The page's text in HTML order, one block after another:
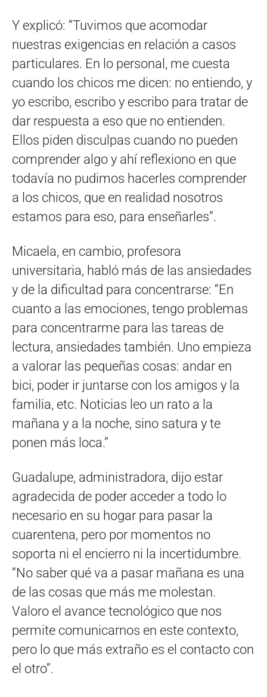
Y explicó: “Tuvimos que acomodar
nuestras exigencias en relación a casos
particulares. En lo personal, me cuesta
cuando los chicos me dicen: no entiendo, y
yo escribo, escribo y escribo para tratar de
dar respuesta a eso que no entienden.
Ellos piden disculpas cuando no pueden
comprender algo y ahí reflexiono en que
todavía no pudimos hacerles comprender
a los chicos, que en realidad nosotros
estamos para eso, para enseñarles”.
Micaela, en cambio, profesora
universitaria, habló más de las ansiedades
y de la dificultad para concentrarse: “En
cuanto a las emociones, tengo problemas
para concentrarme para las tareas de
lectura, ansiedades también. Uno empieza
a valorar las pequeñas cosas: andar en
bici, poder ir juntarse con los amigos y la
familia, etc. Noticias leo un rato a la
mañana y a la noche, sino satura y te
ponen más loca.”
Guadalupe, administradora, dijo estar
agradecida de poder acceder a todo lo
necesario en su hogar para pasar la
cuarentena, pero por momentos no
soporta ni el encierro ni la incertidumbre.
“No saber qué va a pasar mañana es una
de las cosas que más me molestan.
Valoro el avance tecnológico que nos
permite comunicarnos en este contexto,
pero lo que más extraño es el contacto con
el otro”.